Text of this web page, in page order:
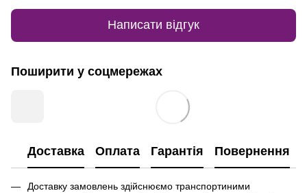
Написати відгук
Поширити у соцмережах
Доставка Оплата Гарантія Повернення
Доставку замовлень здійснюємо транспортиними